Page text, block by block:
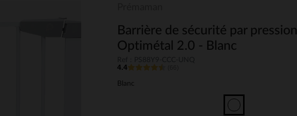
Barrière de sécurité par pression
Optimétal 2.0 - Blanc
4.4
Blanc